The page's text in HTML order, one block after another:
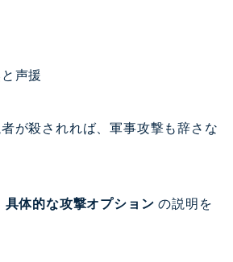
声援
者が殺されれば、軍事攻撃も辞さな
具体的な攻撃オプション の説明を